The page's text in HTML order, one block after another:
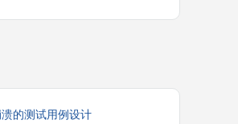
的测试用例设计